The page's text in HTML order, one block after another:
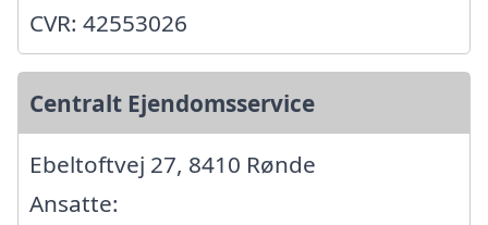
CVR: 42553026
Centralt Ejendomsservice
Ebeltoftvej 27, 8410 Rønde
Ansatte: